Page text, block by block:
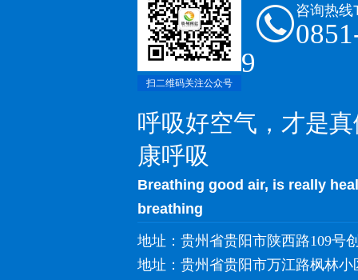
扫二维码关注公众号
咨询热线
9
呼吸好空气，才是
康呼吸
Breathing good air, is really
breathing
地址：贵州省贵阳市陕西路109号
地址：贵州省贵阳市万江路枫林小